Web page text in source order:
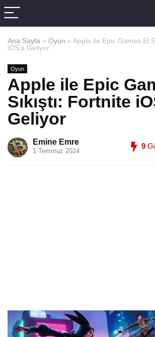
Ana Sayfa » Oyun » Apple ile Epic Games El
iOS’a Geliyor
Oyun
Apple ile Epic
Sıkıştı: Fortnite
Geliyor
Emine Emre
1 Temmuz 2024
9